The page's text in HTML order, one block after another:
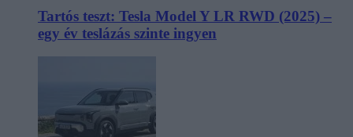
Tartós teszt: Tesla Model Y LR RWD (2025) –
egy év teslázás szinte ingyen